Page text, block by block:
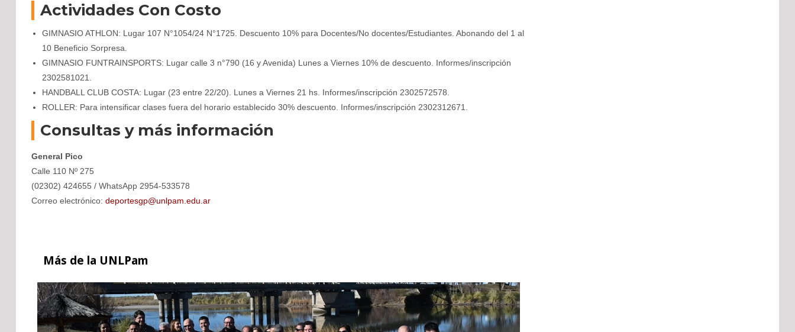
Actividades Con Costo
GIMNASIO ATHLON: Lugar 107 N°1054/24 N°1725. Descuento 10% para Docentes/No docentes/Estudiantes. Abonando del 1 al
10 Beneficio Sorpresa.
GIMNASIO FUNTRAINSPORTS: Lugar calle 3 n°790 (16 y Avenida) Lunes a Viernes 10% de descuento. Informes/inscripción
2302581021.
HANDBALL CLUB COSTA: Lugar (23 entre 22/20). Lunes a Viernes 21 hs. Informes/inscripción 2302572578.
ROLLER: Para intensificar clases fuera del horario establecido 30% descuento. Informes/inscripción 2302312671.
Consultas y más información
General Pico
Calle 110 Nº 275
(02302) 424655 / WhatsApp 2954-533578
Correo electrónico: deportesgp@unlpam.edu.ar
Más de la UNLPam